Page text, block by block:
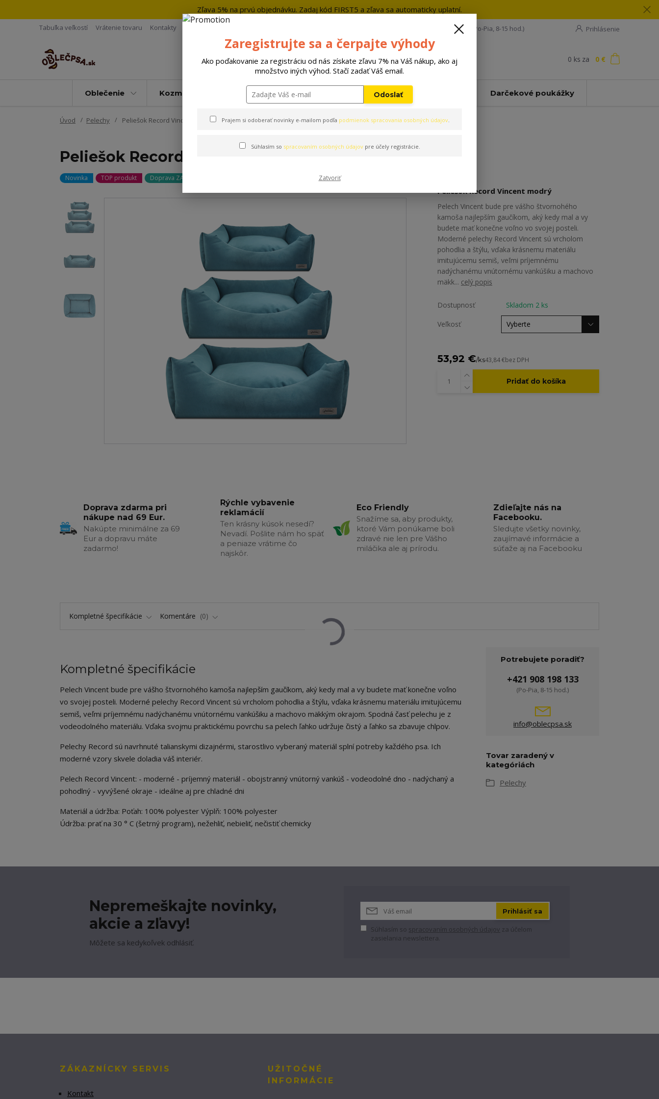
Zľava 5% na prvú objednávku. Zadaj kód FIRST5 a zľava sa automaticky uplatní.
Tabuľka veľkostí Vrátenie tovaru Kontakty Prihlásenie
Hľadať
+421 908 198 133 (Po-Pia, 8-15 hod.)
0 ks za 0 €
Oblečenie Kozmetika Hračky Pelechy Príslušenstvo Darčekové poukážky
Úvod Pelechy Peliešok Record Vincent modrý
Peliešok Record Vincent modrý
Novinka TOP produkt Doprava ZADARMO
Peliešok Record Vincent modrý
Pelech Vincent bude pre vášho štvornohého
kamoša najlepším gaučíkom, aký kedy mal a vy
budete mať konečne voľno vo svojej posteli.
Moderné pelechy Record Vincent sú vrcholom
pohodlia a štýlu, vďaka krásnemu materiálu
imitujúcemu semiš, veľmi príjemnému
nadýchanému vnútornému vankúšiku a machovo
mäkk... celý popis
Dostupnosť Skladom 2 ks
Veľkosť
53,92 €/ks43,84 €bez DPH
Pridať do košíka
Doprava zdarma pri
nákupe nad 69 Eur.
Nakúpte minimálne za 69
Eur a dopravu máte
zadarmo!
Rýchle vybavenie
reklamácií
Ten krásny kúsok nesedí?
Nevadí. Pošlite nám ho späť
a peniaze vrátime čo
najskôr.
Eco Friendly
Snažíme sa, aby produkty,
ktoré Vám ponúkame boli
zdravé nie len pre Vášho
miláčika ale aj prírodu.
Zdieľajte nás na
Facebooku.
Sledujte všetky novinky,
zaujímavé informácie a
súťaže aj na Facebooku
Kompletné špecifikácie Komentáre 0
Kompletné špecifikácie
Pelech Vincent bude pre vášho štvornohého kamoša najlepším gaučíkom, aký kedy mal a vy budete mať konečne voľno
vo svojej posteli. Moderné pelechy Record Vincent sú vrcholom pohodlia a štýlu, vďaka krásnemu materiálu imitujúcemu
semiš, veľmi príjemnému nadýchanému vnútornému vankúšiku a machovo mäkkým okrajom. Spodná časť pelechu je z
vodeodolného materiálu. Vďaka svojmu praktickému povrchu sa pelech ľahko udržuje čistý a ľahko sa zbavuje chlpov.
Pelechy Record sú navrhnuté talianskymi dizajnérmi, starostlivo vyberaný materiál splní potreby každého psa. Ich
moderné vzory skvele doladia váš interiér.
Pelech Record Vincent: - moderné - príjemný materiál - obojstranný vnútorný vankúš - vodeodolné dno - nadýchaný a
pohodlný - vyvýšené okraje - ideálne aj pre chladné dni
Materiál a údržba: Poťah: 100% polyester Výplň: 100% polyester
Údržba: prať na 30 ° C (šetrný program), nežehliť, nebieliť, nečistiť chemicky
Potrebujete poradiť?
+421 908 198 133
(Po-Pia, 8-15 hod.)
info@oblecpsa.sk
Tovar zaradený v
kategóriách
Pelechy
Nepremeškajte novinky,
akcie a zľavy!
Môžete sa kedykoľvek odhlásiť.
Prihlásiť sa
Súhlasím so spracovaním osobných údajov za účelom
zasielania newslettera.
ZÁKAZNÍCKY SERVIS
Kontakt
UŽITOČNÉ
INFORMÁCIE
Zaregistrujte sa a čerpajte výhody
Ako poďakovanie za registráciu od nás získate zľavu 7% na Váš nákup, ako aj
množstvo iných výhod. Stačí zadať Váš email.
Odoslať
Prajem si odoberať novinky e-mailom podľa podmienok spracovania osobných údajov.
Súhlasím so spracovaním osobných údajovpre účely registrácie.
Zatvoriť